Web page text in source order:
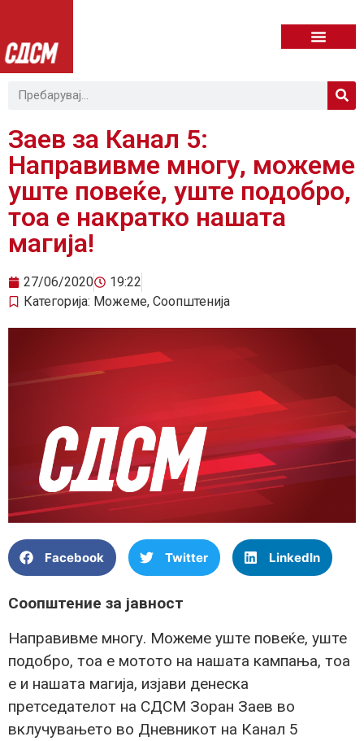
Заев за Канал 5:
Направивме многу, можеме
уште повеќе, уште подобро,
тoa e накратко нашата
магија!
27/06/2020
19:22
Категорија: Можеме, Соопштенија
Facebook Twitter LinkedIn
Соопштение за јавност
Направивме многу. Можеме уште повеќе, уште
подобро, тoa е мотото на нашата кампања, тоа
е и нашата магија, изјави денеска
претседателот на СДСМ Зоран Заев во
вклучувањето во Дневникот на Канал 5